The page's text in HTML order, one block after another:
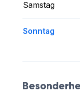
Samstag
Sonntag